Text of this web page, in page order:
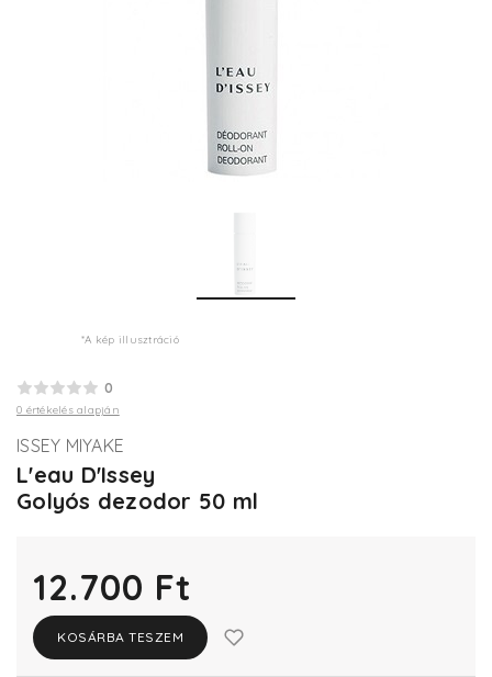
*A kép illusztráció
0
0 értékelés alapján
ISSEY MIYAKE
L'eau D'Issey
Golyós dezodor 50 ml
12.700 Ft
KOSÁRBA TESZEM